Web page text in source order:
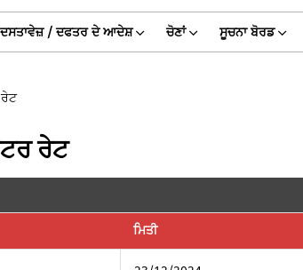
ਦਸਤਾਵੇਜ਼ / ਦਫਤਰ ਦੇ ਆਦੇਸ਼ ਚੋਣਾਂ ਸੂਚਨਾ ਬੋਰਡ
ਰੇਟ
ਮਿਤੀ